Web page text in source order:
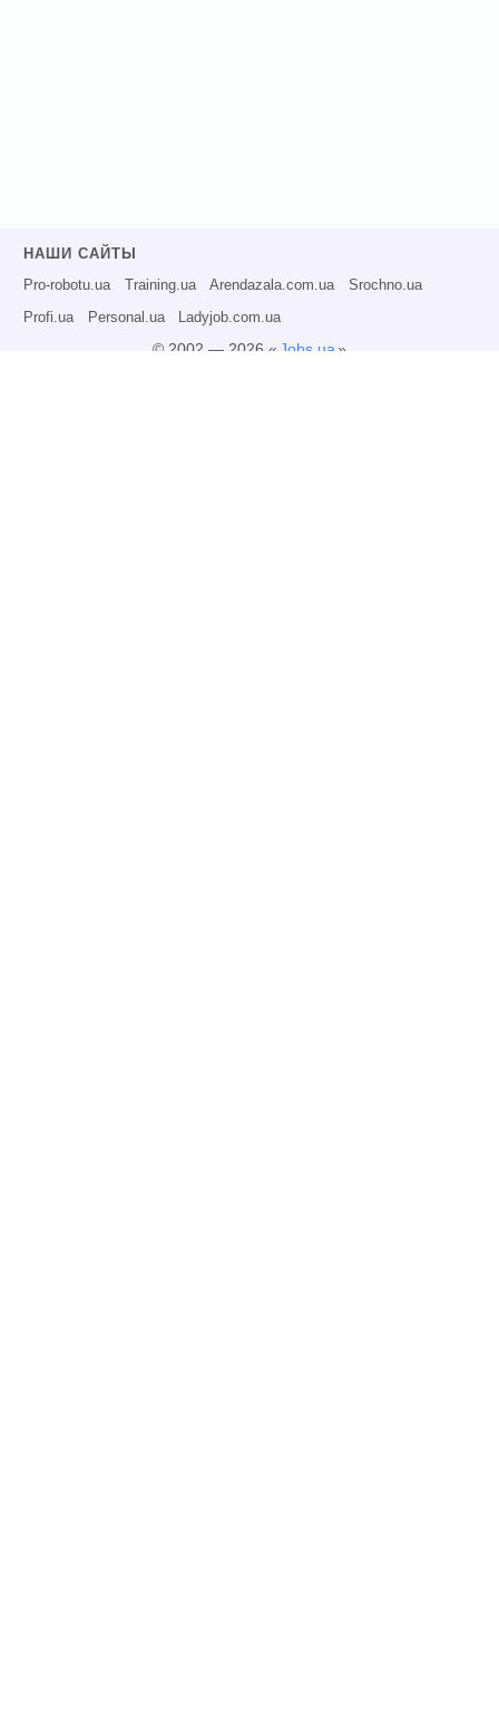
НАШИ САЙТЫ
Pro-robotu.ua Training.ua Arendazala.com.ua Srochno.ua
Profi.ua Personal.ua Ladyjob.com.ua
© 2002 — 2026 « Jobs.ua»